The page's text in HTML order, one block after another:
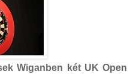
Wiganben két UK Open